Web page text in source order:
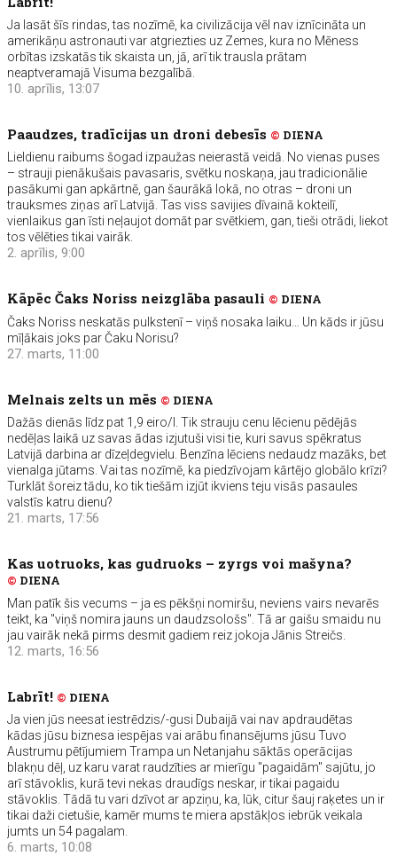
Ja lasāt šīs rindas, tas nozīmē, ka civilizācija vēl nav iznīcināta un
amerikāņu astronauti var atgriezties uz Zemes, kura no Mēness
orbītas izskatās tik skaista un, jā, arī tik trausla prātam
neaptveramajā Visuma bezgalībā.
10. aprīlis, 13:07
Paaudzes, tradīcijas un droni debesīs © DIENA
Lieldienu raibums šogad izpaužas neierastā veidā. No vienas puses
– strauji pienākušais pavasaris, svētku noskaņa, jau tradicionālie
pasākumi gan apkārtnē, gan šaurākā lokā, no otras – droni un
trauksmes ziņas arī Latvijā. Tas viss savijies dīvainā kokteilī,
vienlaikus gan īsti neļaujot domāt par svētkiem, gan, tieši otrādi, liekot
tos vēlēties tikai vairāk.
2. aprīlis, 9:00
Kāpēc Čaks Noriss neizglāba pasauli © DIENA
Čaks Noriss neskatās pulkstenī – viņš nosaka laiku… Un kāds ir jūsu
mīļākais joks par Čaku Norisu?
27. marts, 11:00
Melnais zelts un mēs © DIENA
Dažās dienās līdz pat 1,9 eiro/l. Tik strauju cenu lēcienu pēdējās
nedēļas laikā uz savas ādas izjutuši visi tie, kuri savus spēkratus
Latvijā darbina ar dīzeļdegvielu. Benzīna lēciens nedaudz mazāks, bet
vienalga jūtams. Vai tas nozīmē, ka piedzīvojam kārtējo globālo krīzi?
Turklāt šoreiz tādu, ko tik tiešām izjūt ikviens teju visās pasaules
valstīs katru dienu?
21. marts, 17:56
Kas uotruoks, kas gudruoks – zyrgs voi mašyna?
© DIENA
Man patīk šis vecums – ja es pēkšņi nomiršu, neviens vairs nevarēs
teikt, ka "viņš nomira jauns un daudzsološs". Tā ar gaišu smaidu nu
jau vairāk nekā pirms desmit gadiem reiz jokoja Jānis Streičs.
12. marts, 16:56
Labrīt! © DIENA
Ja vien jūs neesat iestrēdzis/-gusi Dubaijā vai nav apdraudētas
kādas jūsu biznesa iespējas vai arābu finansējums jūsu Tuvo
Austrumu pētījumiem Trampa un Netanjahu sāktās operācijas
blakņu dēļ, uz karu varat raudzīties ar mierīgu "pagaidām" sajūtu, jo
arī stāvoklis, kurā tevi nekas draudīgs neskar, ir tikai pagaidu
stāvoklis. Tādā tu vari dzīvot ar apziņu, ka, lūk, citur šauj raķetes un ir
tikai daži cietušie, kamēr mums te miera apstākļos iebrūk veikala
jumts un 54 pagalam.
6. marts, 10:08